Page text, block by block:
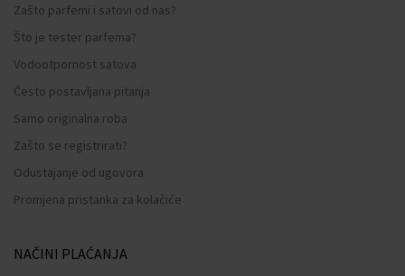
Zašto parfemi i satovi od nas?
Što je tester parfema?
Vodootpornost satova
Često postavljana pitanja
Samo originalna roba
Zašto se registrirati?
Odustajanje od ugovora
Promjena pristanka za kolačiće
NAČINI PLAĆANJA